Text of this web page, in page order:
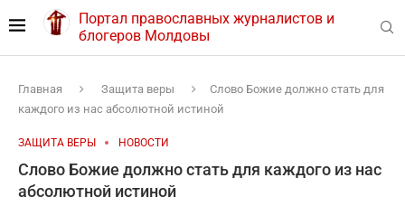
Портал православных журналистов и
блогеров Молдовы
Главная Защита веры
Слово Божие должно стать для
каждого из нас абсолютной истиной
ЗАЩИТА ВЕРЫ НОВОСТИ
Слово Божие должно стать для каждого из нас
абсолютной истиной